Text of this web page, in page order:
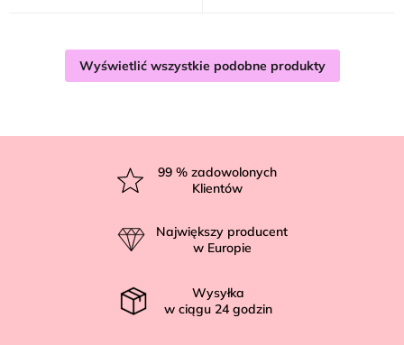
Wyświetlić wszystkie podobne produkty
99 % zadowolonych
Klientów
Największy producent
w Europie
Wysyłka
w ciągu 24 godzin